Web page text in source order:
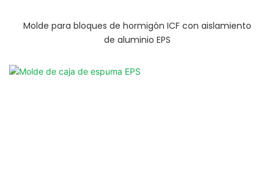
Molde para bloques de hormigón ICF con aislamiento
de aluminio EPS